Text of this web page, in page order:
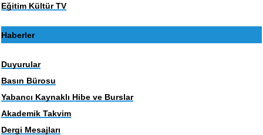
Eğitim Kültür TV
Haberler
Duyurular
Basın Bürosu
Yabancı Kaynaklı Hibe ve Burslar
Akademik Takvim
Dergi Mesajları